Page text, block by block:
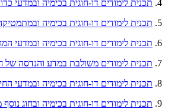
תכנית לימודים דו-חוגית בכימיה ובמדעי
תכנית לימודים דו-חוגית בכימיה
תכנית לימודים דו-חוגית בכימיה ובמדעי
תכנית לימודים משולבת במדע והנדסה של
תכנית לימודים דו-חוגית בכימיה ובמדעי
תכנית לימודים דו-חוגית בכימיה ובחוג